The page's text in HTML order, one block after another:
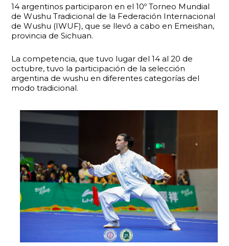
14 argentinos participaron en el 10º Torneo Mundial
de Wushu Tradicional de la Federación Internacional
de Wushu (IWUF), que se llevó a cabo en Emeishan,
provincia de Sichuan.
La competencia, que tuvo lugar del 14 al 20 de
octubre, tuvo la participación de la selección
argentina de wushu en diferentes categorías del
modo tradicional.